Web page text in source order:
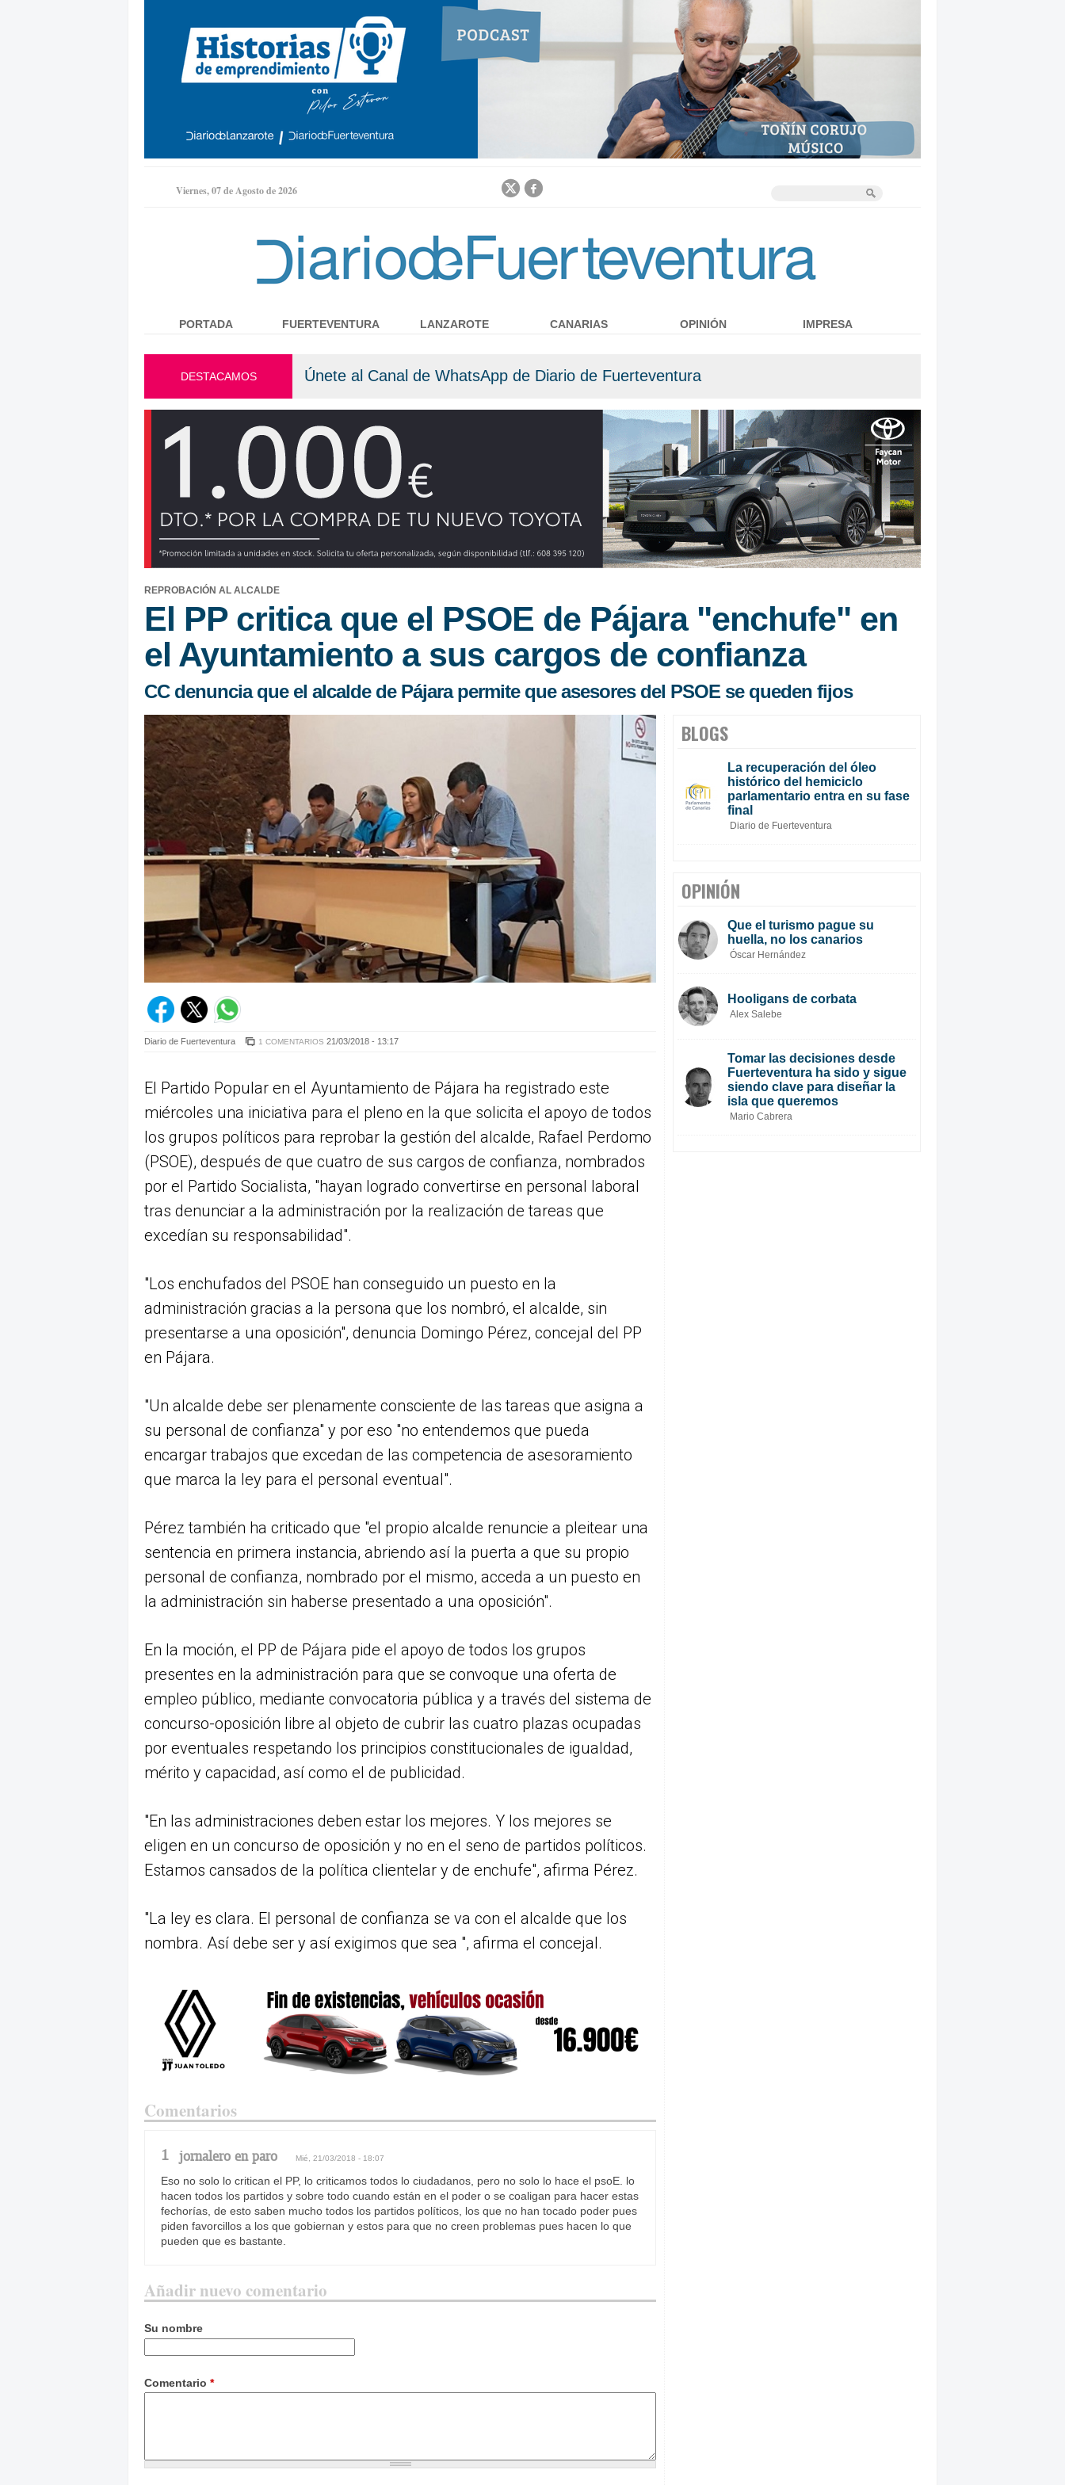
Jump to navigation
Viernes, 07 de Agosto de 2026
DESTACAMOS Únete al Canal de WhatsApp de Diario de Fuerteventura
REPROBACIÓN AL ALCALDE
El PP critica que el PSOE de Pájara "enchufe" en
el Ayuntamiento a sus cargos de confianza
CC denuncia que el alcalde de Pájara permite que asesores del PSOE se queden fijos
Diario de Fuerteventura 1 COMENTARIOS 21/03/2018 - 13:17
El Partido Popular en el Ayuntamiento de Pájara ha registrado este
miércoles una iniciativa para el pleno en la que solicita el apoyo de todos
los grupos políticos para reprobar la gestión del alcalde, Rafael Perdomo
(PSOE), después de que cuatro de sus cargos de confianza, nombrados
por el Partido Socialista, "hayan logrado convertirse en personal laboral
tras denunciar a la administración por la realización de tareas que
excedían su responsabilidad".
"Los enchufados del PSOE han conseguido un puesto en la
administración gracias a la persona que los nombró, el alcalde, sin
presentarse a una oposición", denuncia Domingo Pérez, concejal del PP
en Pájara.
"Un alcalde debe ser plenamente consciente de las tareas que asigna a
su personal de confianza" y por eso "no entendemos que pueda
encargar trabajos que excedan de las competencia de asesoramiento
que marca la ley para el personal eventual".
Pérez también ha criticado que "el propio alcalde renuncie a pleitear una
sentencia en primera instancia, abriendo así la puerta a que su propio
personal de confianza, nombrado por el mismo, acceda a un puesto en
la administración sin haberse presentado a una oposición".
En la moción, el PP de Pájara pide el apoyo de todos los grupos
presentes en la administración para que se convoque una oferta de
empleo público, mediante convocatoria pública y a través del sistema de
concurso-oposición libre al objeto de cubrir las cuatro plazas ocupadas
por eventuales respetando los principios constitucionales de igualdad,
mérito y capacidad, así como el de publicidad.
"En las administraciones deben estar los mejores. Y los mejores se
eligen en un concurso de oposición y no en el seno de partidos políticos.
Estamos cansados de la política clientelar y de enchufe", afirma Pérez.
"La ley es clara. El personal de confianza se va con el alcalde que los
nombra. Así debe ser y así exigimos que sea ", afirma el concejal.
Comentarios
1 jornalero en paro Mié, 21/03/2018 - 18:07
Eso no solo lo critican el PP, lo criticamos todos lo ciudadanos, pero no solo lo hace el psoE. lo
hacen todos los partidos y sobre todo cuando están en el poder o se coaligan para hacer estas
fechorías, de esto saben mucho todos los partidos políticos, los que no han tocado poder pues
piden favorcillos a los que gobiernan y estos para que no creen problemas pues hacen lo que
pueden que es bastante.
Añadir nuevo comentario
Su nombre
Comentario *
PORTADA FUERTEVENTURA LANZAROTE CANARIAS OPINIÓN IMPRESA
BLOGS
La recuperación del óleo
histórico del hemiciclo
parlamentario entra en su fase
final
Diario de Fuerteventura
OPINIÓN
Que el turismo pague su
huella, no los canarios
Óscar Hernández
Hooligans de corbata
Alex Salebe
Tomar las decisiones desde
Fuerteventura ha sido y sigue
siendo clave para diseñar la
isla que queremos
Mario Cabrera